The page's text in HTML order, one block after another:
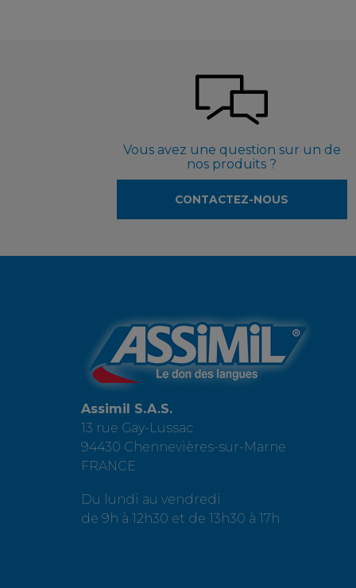
Vous avez une question sur un de
nos produits ?
CONTACTEZ-NOUS
Assimil S.A.S.
13 rue Gay-Lussac
94430 Chennevières-sur-Marne
FRANCE
Du lundi au vendredi
de 9h à 12h30 et de 13h30 à 17h